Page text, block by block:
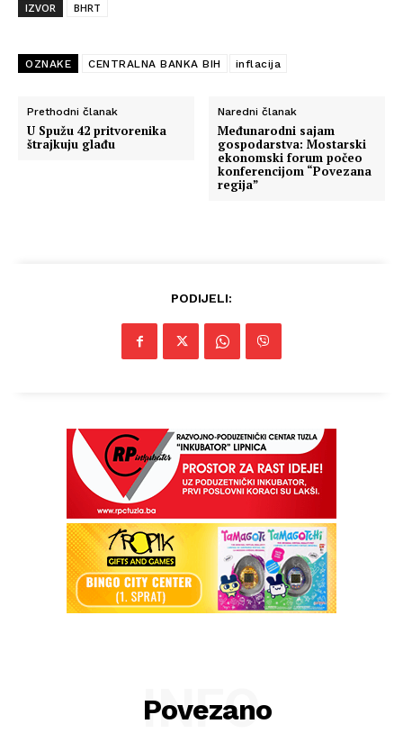
IZVOR BHRT
OZNAKE CENTRALNA BANKA BIH inflacija
Prethodni članak
U Spužu 42 pritvorenika
štrajkuju glađu
Naredni članak
Međunarodni sajam
gospodarstva: Mostarski
ekonomski forum počeo
konferencijom “Povezana
regija”
PODIJELI:
Povezano
INFO